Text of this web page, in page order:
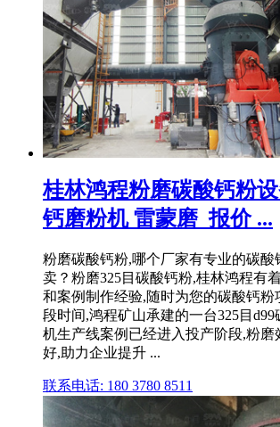
桂林鸿程粉磨碳酸钙粉
钙磨粉机 雷蒙磨_报价 ...
粉磨碳酸钙粉,哪个厂家有专业的碳酸
卖？粉磨325目碳酸钙粉,桂林鸿程有
和案例制作经验,随时为您的碳酸钙粉
段时间,鸿程矿山承建的一台325目
机生产线案例已经进入投产阶段,粉磨
好,助力企业提升 ...
联系电话: 180 3780 8511